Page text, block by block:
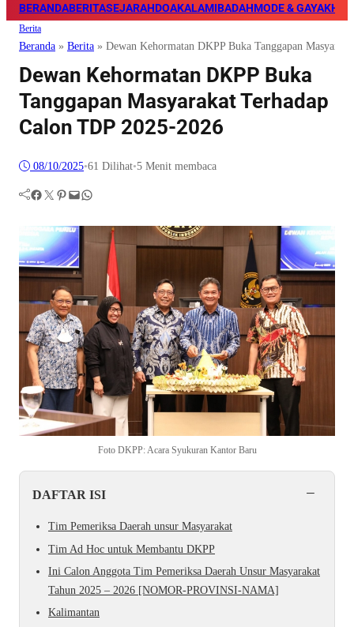
BERANDABERITASEJARAHDOAKALAMIBADAHMODE & GAYA
Berita
Beranda » Berita » Dewan Kehormatan DKPP Buka Tanggapan
Dewan Kehormatan DKPP Buka
Tanggapan Masyarakat Terhadap
Calon TDP 2025-2026
08/10/2025•61 Dilihat•5 Menit membaca
Facebook Twitter Pinterest Mail WhatsApp
Foto DKPP: Acara Syukuran Kantor Baru
DAFTAR ISI −
Tim Pemeriksa Daerah unsur Masyarakat
Tim Ad Hoc untuk Membantu DKPP
Ini Calon Anggota Tim Pemeriksa Daerah Unsur Masyarakat
Tahun 2025 – 2026 [NOMOR-PROVINSI-NAMA]
Kalimantan